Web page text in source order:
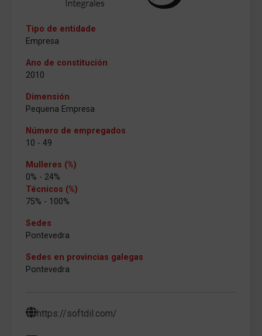
Tipo de entidade
Empresa
Ano de constitución
2010
Dimensión
Pequena Empresa
Número de empregados
10 - 49
Mulleres (%)
0% - 24%
Técnicos (%)
75% - 100%
Sedes
Pontevedra
Sedes en provincias galegas
Pontevedra
https://softdil.com/